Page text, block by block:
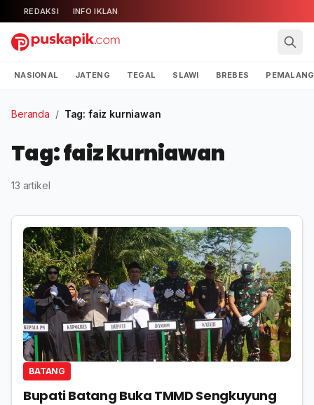
REDAKSI INFO IKLAN
NASIONAL JATENG TEGAL SLAWI BREBES PEMALANG
Beranda / Tag: faiz kurniawan
Tag: faiz kurniawan
13 artikel
BATANG
Bupati Batang Buka TMMD Sengkuyung